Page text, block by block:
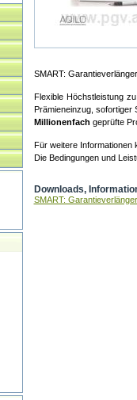
SMART:
Flexible Höchstleistung
Prämieneinzug, sofortiger
Millionenfach geprüfte
Für weitere Informationen
Die Bedingungen und
Downloads,
SMART: